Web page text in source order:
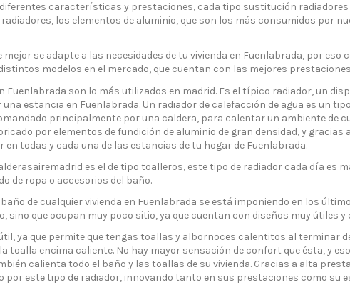
características y prestaciones, cada tipo sustitución radiadores
los elementos de aluminio, que son los más consumidos por
mejor se adapte a las necesidades de tu vivienda en Fuenlabrada, por
modelos en el mercado, que cuentan con las mejores
son lo más utilizados en madrid. Es el típico radiador, un
estancia en Fuenlabrada. Un radiador de calefacción de agua es un
principalmente por una caldera, para calentar un ambiente de
por elementos de fundición de aluminio de gran densidad, y gracias
todas y cada una de las estancias de tu hogar de Fuenlabrada.
es el de tipo toalleros, este tipo de radiador cada día es
de ropa o accesorios del baño.
de cualquier vivienda en Fuenlabrada se está imponiendo en los
sino que ocupan muy poco sitio, ya que cuentan con diseños muy útiles y
ya que permite que tengas toallas y albornoces calentitos al terminar
toalla encima caliente. No hay mayor sensación de confort que ésta, y
calienta todo el baño y las toallas de su vivienda. Gracias a alta
este tipo de radiador, innovando tanto en sus prestaciones como su